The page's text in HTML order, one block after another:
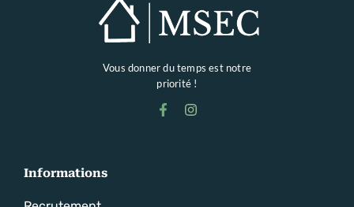
Vous donner du temps est notre
priorité !
Informations